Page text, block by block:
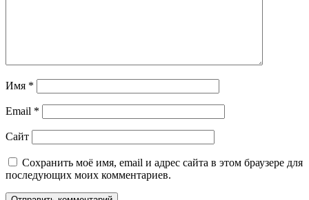
Имя *
Email *
Сайт
Сохранить моё имя, email и адрес сайта в этом браузере для
последующих моих комментариев.